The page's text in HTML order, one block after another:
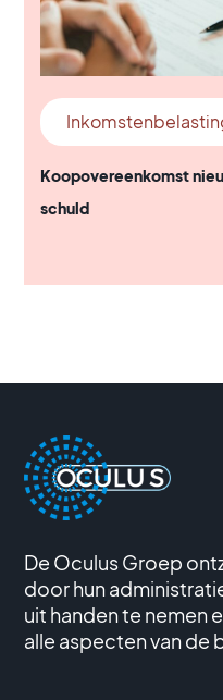
Koopovereenkomst
schuld
De Oculus Groep
door hun
uit handen te nemen
alle aspecten van de